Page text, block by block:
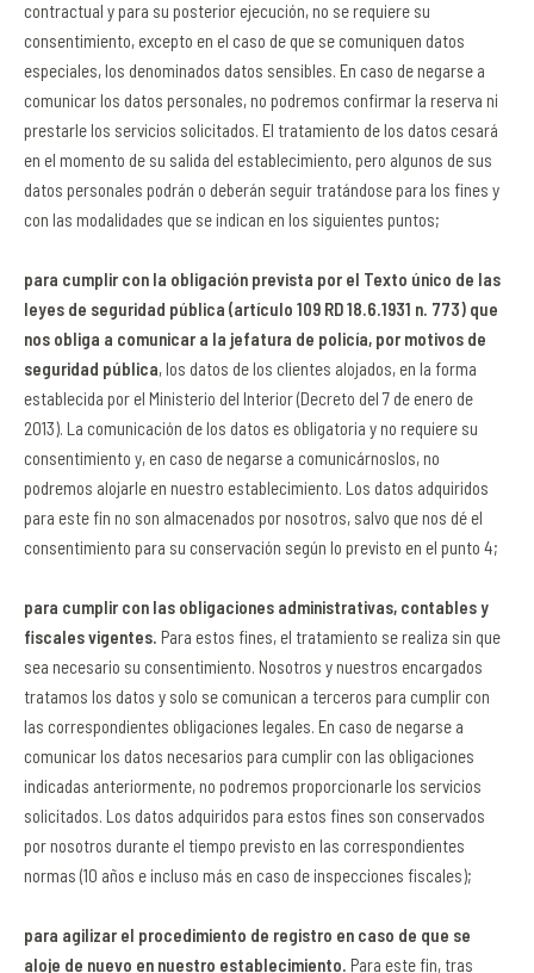
contractual y para su posterior ejecución, no se requiere su
consentimiento, excepto en el caso de que se comuniquen datos
especiales, los denominados datos sensibles. En caso de negarse a
comunicar los datos personales, no podremos confirmar la reserva ni
prestarle los servicios solicitados. El tratamiento de los datos cesará
en el momento de su salida del establecimiento, pero algunos de sus
datos personales podrán o deberán seguir tratándose para los fines y
con las modalidades que se indican en los siguientes puntos;
para cumplir con la obligación prevista por el Texto único de las
leyes de seguridad pública (artículo 109 RD 18.6.1931 n. 773) que
nos obliga a comunicar a la jefatura de policía, por motivos de
seguridad pública, los datos de los clientes alojados, en la forma
establecida por el Ministerio del Interior (Decreto del 7 de enero de
2013). La comunicación de los datos es obligatoria y no requiere su
consentimiento y, en caso de negarse a comunicárnoslos, no
podremos alojarle en nuestro establecimiento. Los datos adquiridos
para este fin no son almacenados por nosotros, salvo que nos dé el
consentimiento para su conservación según lo previsto en el punto 4;
para cumplir con las obligaciones administrativas, contables y
fiscales vigentes. Para estos fines, el tratamiento se realiza sin que
sea necesario su consentimiento. Nosotros y nuestros encargados
tratamos los datos y solo se comunican a terceros para cumplir con
las correspondientes obligaciones legales. En caso de negarse a
comunicar los datos necesarios para cumplir con las obligaciones
indicadas anteriormente, no podremos proporcionarle los servicios
solicitados. Los datos adquiridos para estos fines son conservados
por nosotros durante el tiempo previsto en las correspondientes
normas (10 años e incluso más en caso de inspecciones fiscales);
para agilizar el procedimiento de registro en caso de que se
aloje de nuevo en nuestro establecimiento. Para este fin, tras